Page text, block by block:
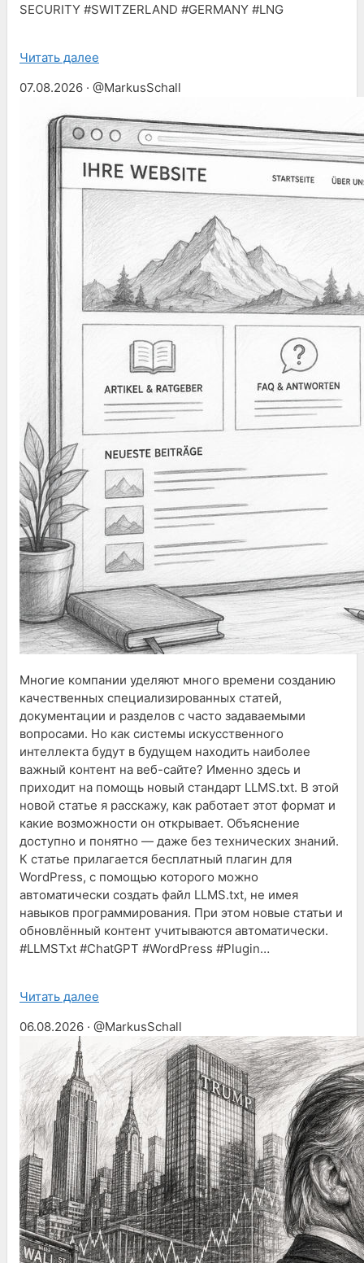
SECURITY #SWITZERLAND #GERMANY #LNG
Читать далее
07.08.2026 · @MarkusSchall
Многие компании уделяют много времени созданию
качественных специализированных статей,
документации и разделов с часто задаваемыми
вопросами. Но как системы искусственного
интеллекта будут в будущем находить наиболее
важный контент на веб-сайте? Именно здесь и
приходит на помощь новый стандарт LLMS.txt. В этой
новой статье я расскажу, как работает этот формат и
какие возможности он открывает. Объяснение
доступно и понятно — даже без технических знаний.
К статье прилагается бесплатный плагин для
WordPress, с помощью которого можно
автоматически создать файл LLMS.txt, не имея
навыков программирования. При этом новые статьи и
обновлённый контент учитываются автоматически.
#LLMSTxt #ChatGPT #WordPress #Plugin…
Читать далее
06.08.2026 · @MarkusSchall